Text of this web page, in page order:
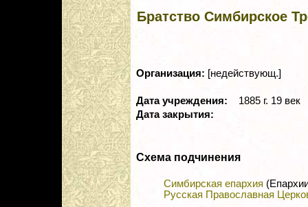
Братство Симбирское
Организация: [недействующ.]
Дата учреждения:
1885 г. 19 век
Дата закрытия:
Схема подчинения
Симбирская епархия
Русская Православная